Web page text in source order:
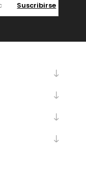
Suscribirse